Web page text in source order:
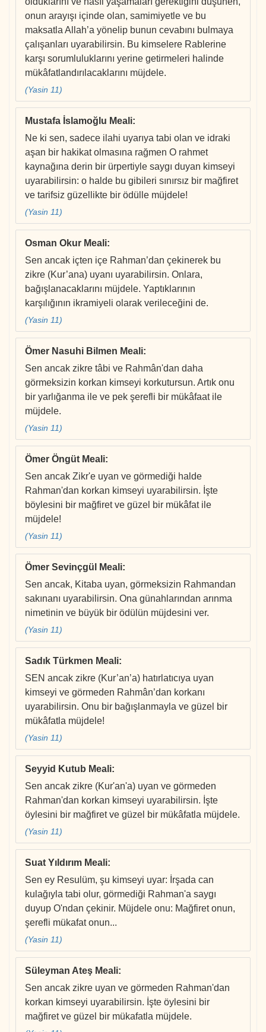
onun arayışı içinde olan, samimiyetle ve bu
maksatla Allah’a yönelip bunun cevabını bulmaya
çalışanları uyarabilirsin. Bu kimselere Rablerine
karşı sorumluluklarını yerine getirmeleri halinde
mükâfatlandırılacaklarını müjdele.
(Yasin 11)
Mustafa İslamoğlu Meali:
Ne ki sen, sadece ilahi uyarıya tabi olan ve idraki
aşan bir hakikat olmasına rağmen O rahmet
kaynağına derin bir ürpertiyle saygı duyan kimseyi
uyarabilirsin: o halde bu gibileri sınırsız bir mağfiret
ve tarifsiz güzellikte bir ödülle müjdele!
(Yasin 11)
Osman Okur Meali:
Sen ancak içten içe Rahman’dan çekinerek bu
zikre (Kur’ana) uyanı uyarabilirsin. Onlara,
bağışlanacaklarını müjdele. Yaptıklarının
karşılığının ikramiyeli olarak verileceğini de.
(Yasin 11)
Ömer Nasuhi Bilmen Meali:
Sen ancak zikre tâbi ve Rahmân'dan daha
görmeksizin korkan kimseyi korkutursun. Artık onu
bir yarlığanma ile ve pek şerefli bir mükâfaat ile
müjdele.
(Yasin 11)
Ömer Öngüt Meali:
Sen ancak Zikr'e uyan ve görmediği halde
Rahman'dan korkan kimseyi uyarabilirsin. İşte
böylesini bir mağfiret ve güzel bir mükâfat ile
müjdele!
(Yasin 11)
Ömer Sevinçgül Meali:
Sen ancak, Kitaba uyan, görmeksizin Rahmandan
sakınanı uyarabilirsin. Ona günahlarından arınma
nimetinin ve büyük bir ödülün müjdesini ver.
(Yasin 11)
Sadık Türkmen Meali:
SEN ancak zikre (Kur’an’a) hatırlatıcıya uyan
kimseyi ve görmeden Rahmân’dan korkanı
uyarabilirsin. Onu bir bağışlanmayla ve güzel bir
mükâfatla müjdele!
(Yasin 11)
Seyyid Kutub Meali:
Sen ancak zikre (Kur'an'a) uyan ve görmeden
Rahman'dan korkan kimseyi uyarabilirsin. İşte
öylesini bir mağfiret ve güzel bir mükâfatla müjdele.
(Yasin 11)
Suat Yıldırım Meali:
Sen ey Resulüm, şu kimseyi uyar: İrşada can
kulağıyla tabi olur, görmediği Rahman'a saygı
duyup O'ndan çekinir. Müjdele onu: Mağfiret onun,
şerefli mükafat onun...
(Yasin 11)
Süleyman Ateş Meali:
Sen ancak zikre uyan ve görmeden Rahman'dan
korkan kimseyi uyarabilirsin. İşte öylesini bir
mağfiret ve güzel bir mükafatla müjdele.